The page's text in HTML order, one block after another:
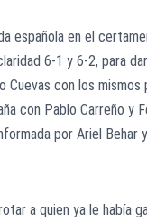
española en el
6-1 y 6-2, para
Cuevas con los
con Pablo Carreño
por Ariel
a quien ya le había